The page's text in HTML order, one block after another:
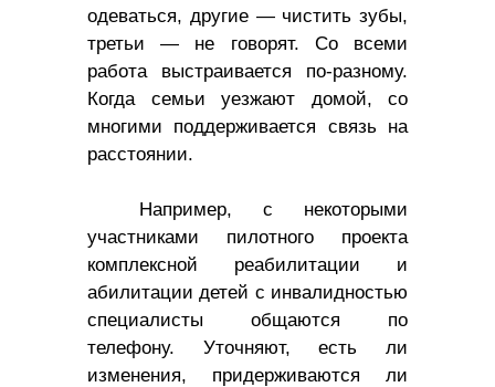
одеваться, другие — чистить зубы,
третьи — не говорят. Со всеми
работа выстраивается по-разному.
Когда семьи уезжают домой, со
многими поддерживается связь на
расстоянии.
Например, с некоторыми
участниками пилотного проекта
комплексной реабилитации и
абилитации детей с инвалидностью
специалисты общаются по
телефону. Уточняют, есть ли
изменения, придерживаются ли